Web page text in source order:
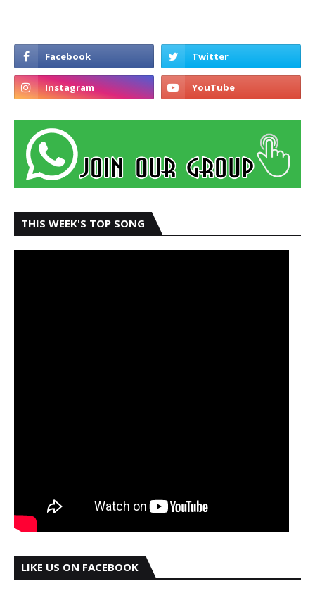
THIS WEEK'S TOP SONG
LIKE US ON FACEBOOK